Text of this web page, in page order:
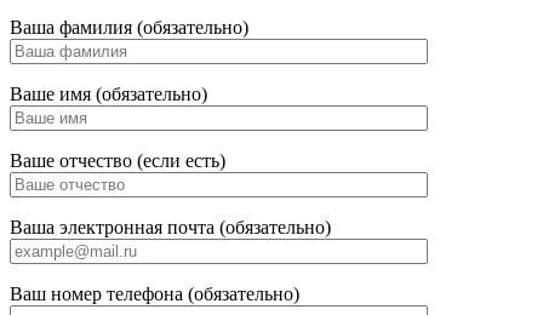
Ваша фамилия (обязательно)
Ваше имя (обязательно)
Ваше отчество (если есть)
Ваша электронная почта (обязательно)
Ваш номер телефона (обязательно)